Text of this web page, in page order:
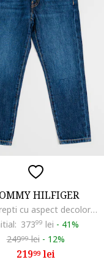
HILFIGER
Blugi drepti cu aspect decolorat, Albastru melange
37399 lei - 41%
24999lei - 12%
21999lei